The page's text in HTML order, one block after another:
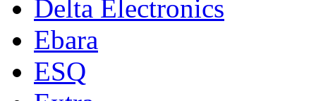
Delta Electronics
Ebara
ESQ